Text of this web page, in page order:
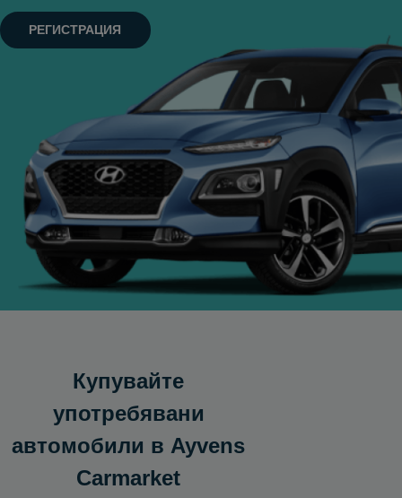
РЕГИСТРАЦИЯ
Купувайте
употребявани
автомобили в Ayvens
Carmarket